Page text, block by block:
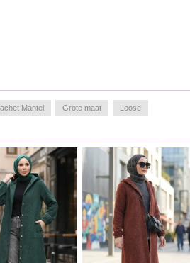
Mantel Grote maat Loose